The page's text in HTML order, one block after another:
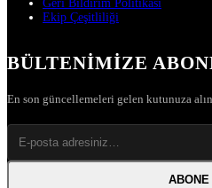
Geri Bildirim Politikası
Ekip Çeşitliliği
BÜLTENIMIZE
En son güncellemeleri gelen kutunuza